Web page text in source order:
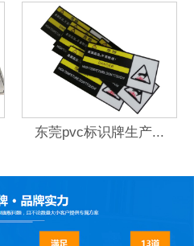
东莞pvc标识牌生产...